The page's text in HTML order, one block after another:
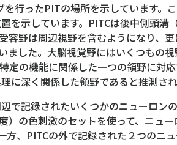
行ったPITの場所を示しています。
を示しています。PITCは後中側頭
容野は周辺視野を含むようになり、
ました。大脳視覚野にはいくつもの
定の機能に関係した一つの領野に対
に深く関係した領野であると推測され
で記録されたいくつかのニューロン
）の色刺激のセットを使って、ニュ
方、PITCの外で記録された２つのニ